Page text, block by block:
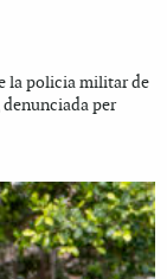
la policia militar de
per